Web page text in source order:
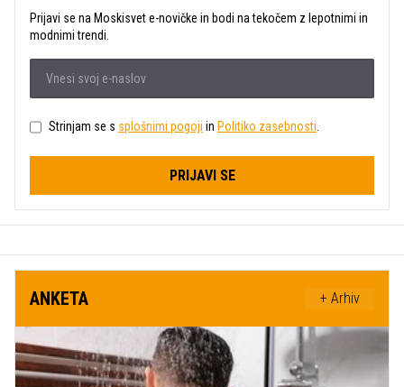
Prijavi se na Moskisvet e-novičke in bodi na tekočem z lepotnimi in
modnimi trendi.
Strinjam se s splošnimi pogoji in Politiko zasebnosti.
PRIJAVI SE
ANKETA + Arhiv